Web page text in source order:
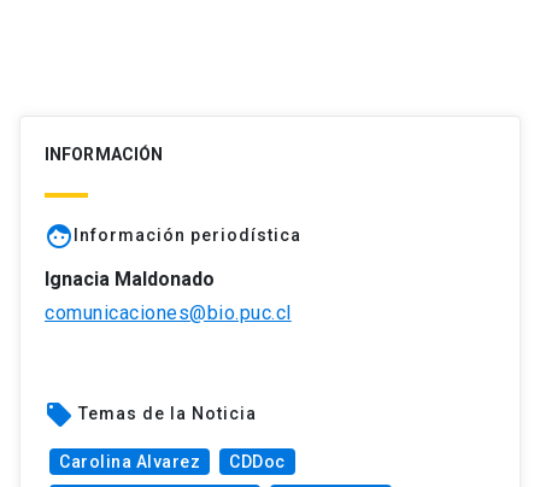
INFORMACIÓN
face Información periodística
Ignacia Maldonado
comunicaciones@bio.puc.cl
local_offer Temas de la Noticia
Carolina Alvarez
CDDoc